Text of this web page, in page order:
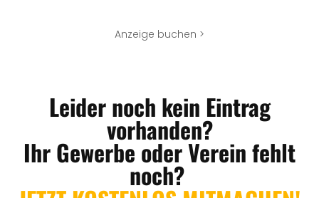
Anzeige buchen >
Leider noch kein Eintrag
vorhanden?
Ihr Gewerbe oder Verein fehlt
noch?